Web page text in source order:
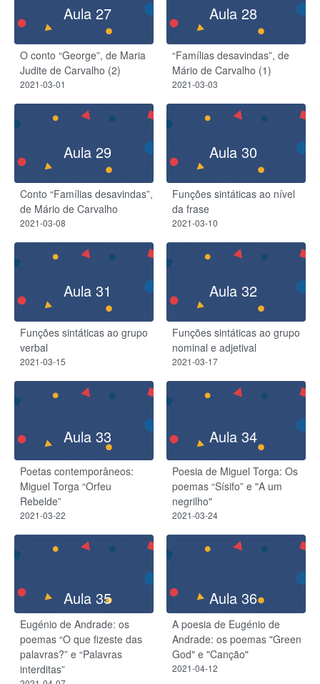
Aula 27
O conto “George”, de Maria
Judite de Carvalho (2)
2021-03-01
Aula 28
“Famílias desavindas”, de
Mário de Carvalho (1)
2021-03-03
Aula 29
Conto “Famílias desavindas”,
de Mário de Carvalho
2021-03-08
Aula 30
Funções sintáticas ao nível
da frase
2021-03-10
Aula 31
Funções sintáticas ao grupo
verbal
2021-03-15
Aula 32
Funções sintáticas ao grupo
nominal e adjetival
2021-03-17
Aula 33
Poetas contemporâneos:
Miguel Torga “Orfeu
Rebelde”
2021-03-22
Aula 34
Poesia de Miguel Torga: Os
poemas “Sísifo” e "A um
negrilho"
2021-03-24
Aula 35
Eugénio de Andrade: os
poemas “O que fizeste das
palavras?” e “Palavras
interditas”
Aula 36
A poesia de Eugénio de
Andrade: os poemas "Green
God" e "Canção"
2021-04-12